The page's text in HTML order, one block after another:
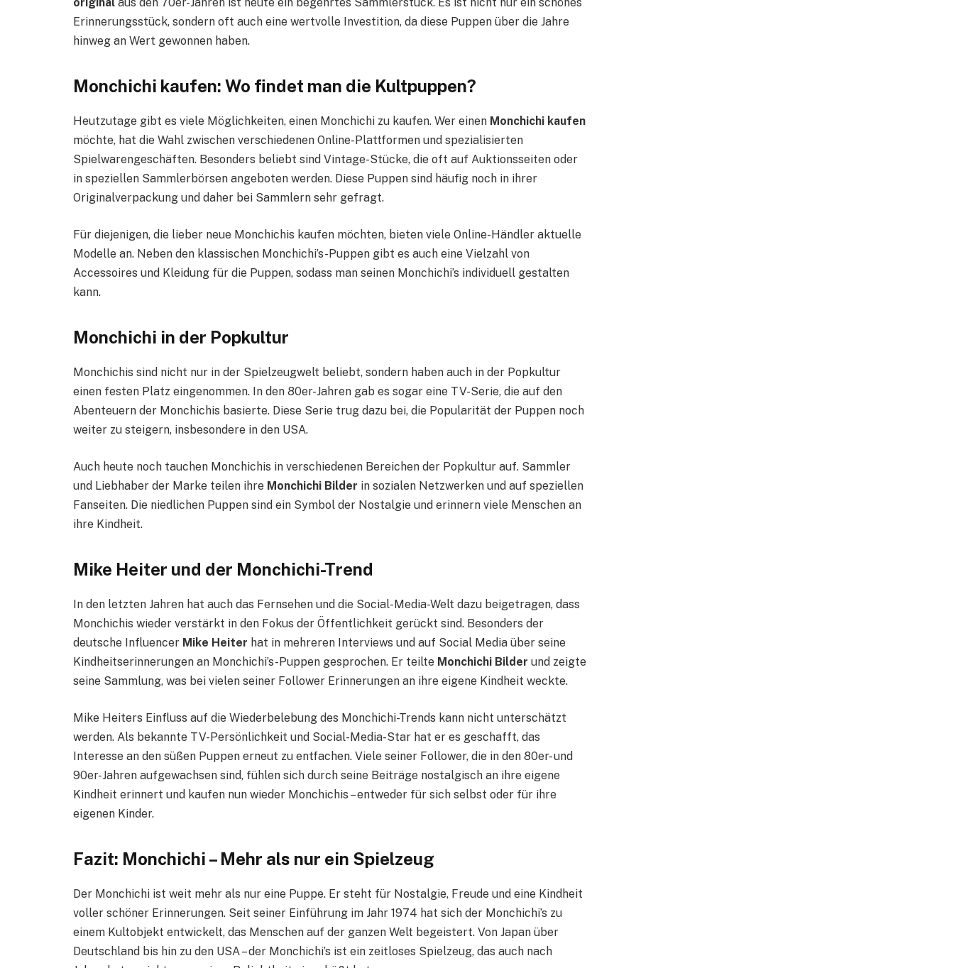
Erinnerungsstück, sondern oft auch eine wertvolle Investition, da diese Puppen über die Jahre
hinweg an Wert gewonnen haben.
Monchichi kaufen: Wo findet man die Kultpuppen?
Heutzutage gibt es viele Möglichkeiten, einen Monchichi zu kaufen. Wer einen Monchichi kaufen
möchte, hat die Wahl zwischen verschiedenen Online-Plattformen und spezialisierten
Spielwarengeschäften. Besonders beliebt sind Vintage-Stücke, die oft auf Auktionsseiten oder
in speziellen Sammlerbörsen angeboten werden. Diese Puppen sind häufig noch in ihrer
Originalverpackung und daher bei Sammlern sehr gefragt.
Für diejenigen, die lieber neue Monchichis kaufen möchten, bieten viele Online-Händler aktuelle
Modelle an. Neben den klassischen Monchichi’s-Puppen gibt es auch eine Vielzahl von
Accessoires und Kleidung für die Puppen, sodass man seinen Monchichi’s individuell gestalten
kann.
Monchichi in der Popkultur
Monchichis sind nicht nur in der Spielzeugwelt beliebt, sondern haben auch in der Popkultur
einen festen Platz eingenommen. In den 80er-Jahren gab es sogar eine TV-Serie, die auf den
Abenteuern der Monchichis basierte. Diese Serie trug dazu bei, die Popularität der Puppen noch
weiter zu steigern, insbesondere in den USA.
Auch heute noch tauchen Monchichis in verschiedenen Bereichen der Popkultur auf. Sammler
und Liebhaber der Marke teilen ihre Monchichi Bilder in sozialen Netzwerken und auf speziellen
Fanseiten. Die niedlichen Puppen sind ein Symbol der Nostalgie und erinnern viele Menschen an
ihre Kindheit.
Mike Heiter und der Monchichi-Trend
In den letzten Jahren hat auch das Fernsehen und die Social-Media-Welt dazu beigetragen, dass
Monchichis wieder verstärkt in den Fokus der Öffentlichkeit gerückt sind. Besonders der
deutsche Influencer Mike Heiter hat in mehreren Interviews und auf Social Media über seine
Kindheitserinnerungen an Monchichi’s-Puppen gesprochen. Er teilte Monchichi Bilder und zeigte
seine Sammlung, was bei vielen seiner Follower Erinnerungen an ihre eigene Kindheit weckte.
Mike Heiters Einfluss auf die Wiederbelebung des Monchichi-Trends kann nicht unterschätzt
werden. Als bekannte TV-Persönlichkeit und Social-Media-Star hat er es geschafft, das
Interesse an den süßen Puppen erneut zu entfachen. Viele seiner Follower, die in den 80er- und
90er-Jahren aufgewachsen sind, fühlen sich durch seine Beiträge nostalgisch an ihre eigene
Kindheit erinnert und kaufen nun wieder Monchichis – entweder für sich selbst oder für ihre
eigenen Kinder.
Fazit: Monchichi – Mehr als nur ein Spielzeug
Der Monchichi ist weit mehr als nur eine Puppe. Er steht für Nostalgie, Freude und eine Kindheit
voller schöner Erinnerungen. Seit seiner Einführung im Jahr 1974 hat sich der Monchichi’s zu
einem Kultobjekt entwickelt, das Menschen auf der ganzen Welt begeistert. Von Japan über
Deutschland bis hin zu den USA – der Monchichi’s ist ein zeitloses Spielzeug, das auch nach